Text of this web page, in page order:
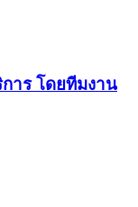
าร โดยทีมงาน